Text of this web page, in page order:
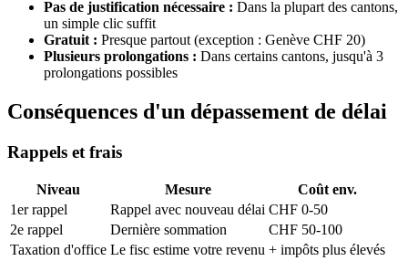
Pas de justification nécessaire : Dans la plupart des cantons,
un simple clic suffit
Gratuit : Presque partout (exception : Genève CHF 20)
Plusieurs prolongations : Dans certains cantons, jusqu'à 3
prolongations possibles
Conséquences d'un dépassement de délai
Rappels et frais
Niveau Mesure
Coût env.
1er rappel
Rappel avec nouveau délai CHF 0-50
2e rappel
Dernière sommation
CHF 50-100
Taxation d'office Le fisc estime votre revenu + impôts plus élevés